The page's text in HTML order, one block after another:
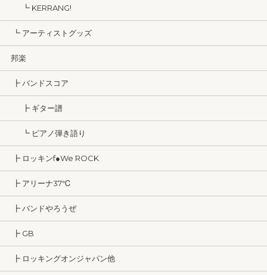
┗ KERRANG!
┗ アーティストグッズ
邦楽
┣ バンドスコア
┣ ギター譜
┗ ピアノ弾き語り
┣ ロッキンf●We ROCK
┣ アリーナ37℃
┣ バンドやろうぜ
┣ GB
┣ ロッキングオンジャパン他